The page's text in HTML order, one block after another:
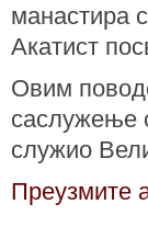
манастира
Акатист
Овим
саслужење
служио
Преузмите